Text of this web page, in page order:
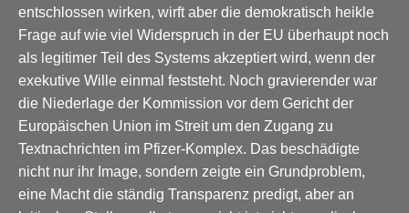
entschlossen wirken, wirft aber die demokratisch heikle
Frage auf wie viel Widerspruch in der EU überhaupt noch
als legitimer Teil des Systems akzeptiert wird, wenn der
exekutive Wille einmal feststeht. Noch gravierender war
die Niederlage der Kommission vor dem Gericht der
Europäischen Union im Streit um den Zugang zu
Textnachrichten im Pfizer-Komplex. Das beschädigte
nicht nur ihr Image, sondern zeigte ein Grundproblem,
eine Macht die ständig Transparenz predigt, aber an